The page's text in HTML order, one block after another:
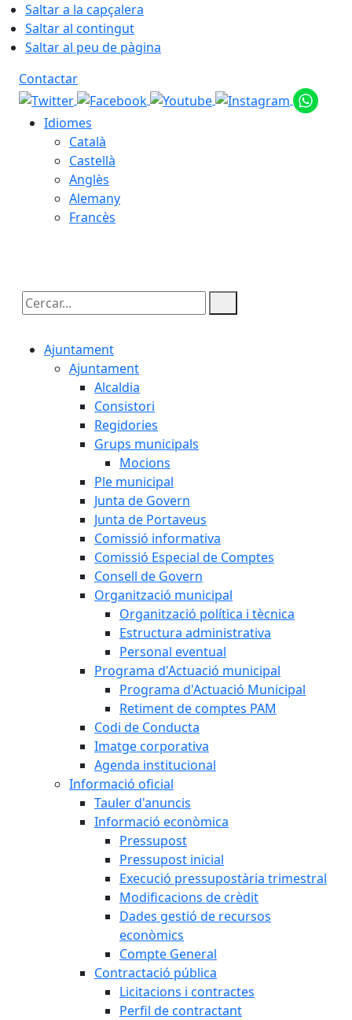
Saltar a la capçalera
Saltar al contingut
Saltar al peu de pàgina
Contactar
Idiomes
Català
Castellà
Anglès
Alemany
Francès
Cercar:
Ajuntament
Ajuntament
Alcaldia
Consistori
Regidories
Grups municipals
Mocions
Ple municipal
Junta de Govern
Junta de Portaveus
Comissió informativa
Comissió Especial de Comptes
Consell de Govern
Organització municipal
Organització política i tècnica
Estructura administrativa
Personal eventual
Programa d'Actuació municipal
Programa d'Actuació Municipal
Retiment de comptes PAM
Codi de Conducta
Imatge corporativa
Agenda institucional
Informació oficial
Tauler d'anuncis
Informació econòmica
Pressupost
Pressupost inicial
Execució pressupostària trimestral
Modificacions de crèdit
Dades gestió de recursos
econòmics
Compte General
Contractació pública
Licitacions i contractes
Perfil de contractant